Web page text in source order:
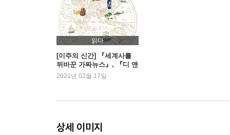
Part4 월스트리트 다이어리
팔지 않는 세일즈맨 / 나는 ‘아시안’ 뱅커가 아니
모여도 시작되는 사내정치/ 보드카 마티니의 비밀
Part5 제2의 본성으로 기르는 투자 DNA
읽다
[이주의 신간] 『세계사를
뒤바꾼 가짜뉴스』, 『디 앤
서』 외
2021년 02월 17일
상세 이미지